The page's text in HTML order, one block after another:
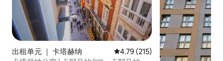
出租单元 ｜ 卡塔赫纳 平均评分 4.79 分（满分 5 分），
4.79 (215)